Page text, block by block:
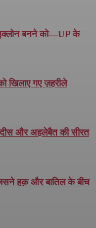
बनने को—UP के
खिलाए गए ज़हरीले
और अहलेबैत की सीरत
हक़ और बातिल के बीच